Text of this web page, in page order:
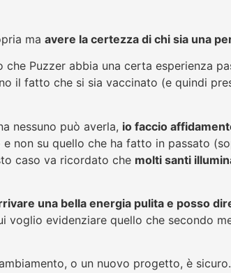
ma avere la certezza di chi sia una
Puzzer abbia una certa esperienza
il fatto che si sia vaccinato (e quindi
nessuno può averla, io faccio
non su quello che ha fatto in passato
caso va ricordato che molti santi
una bella energia pulita e posso
voglio evidenziare quello che secondo
o un nuovo progetto, è sicuro.